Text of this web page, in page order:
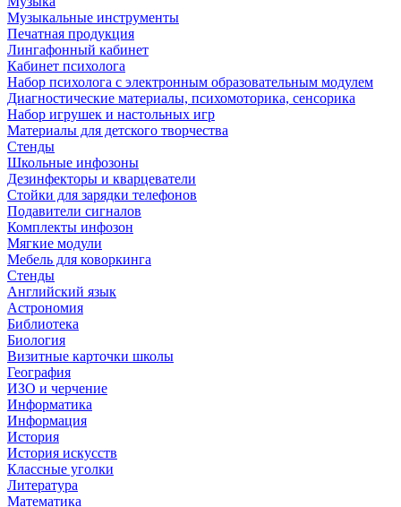
Музыкальные инструменты
Печатная продукция
Лингафонный кабинет
Кабинет психолога
Набор психолога с электронным образовательным модулем
Диагностические материалы, психомоторика, сенсорика
Набор игрушек и настольных игр
Материалы для детского творчества
Стенды
Школьные инфозоны
Дезинфекторы и кварцеватели
Стойки для зарядки телефонов
Подавители сигналов
Комплекты инфозон
Мягкие модули
Мебель для коворкинга
Стенды
Английский язык
Астрономия
Библиотека
Биология
Визитные карточки школы
География
ИЗО и черчение
Информатика
Информация
История
История искусств
Классные уголки
Литература
Математика